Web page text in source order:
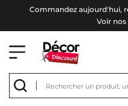
Commandez aujourd'hui,
Voir nos